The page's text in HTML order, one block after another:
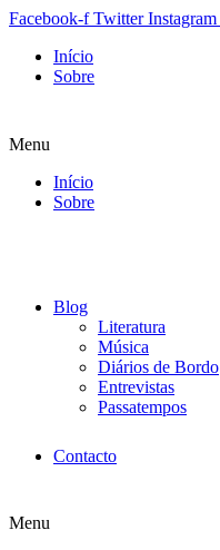
Facebook-f Twitter Instagram
Início
Sobre
Menu
Início
Sobre
Blog
Literatura
Música
Diários de Bordo
Entrevistas
Passatempos
Contacto
Menu